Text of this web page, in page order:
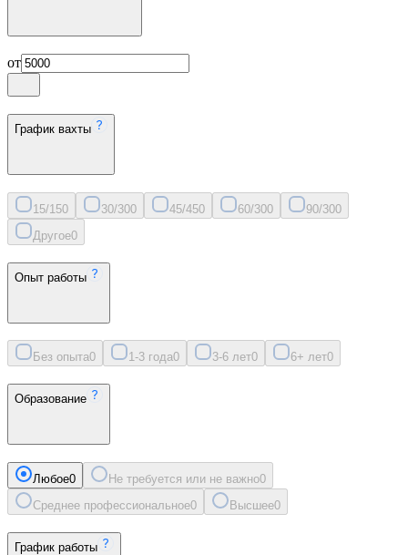
от
График вахты
15/150 30/300 45/450 60/300 90/300
Другое0
Опыт работы
Без опыта0 1-3 года0 3-6 лет0 6+ лет0
Образование
Любое0 Не требуется или не важно0
Среднее профессиональное0 Высшее0
График работы